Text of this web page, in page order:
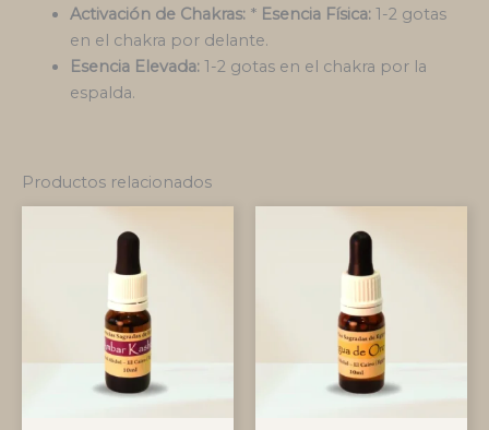
Activación de Chakras:* Esencia Física:1-2 gotas
en el chakra por delante.
Esencia Elevada:1-2 gotas en el chakra por la
espalda.
Productos relacionados